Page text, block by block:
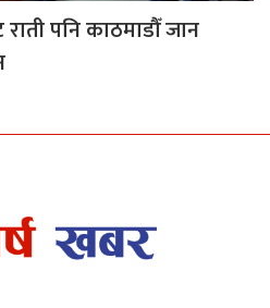
पनि काठमाडौँ जान